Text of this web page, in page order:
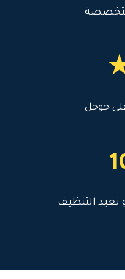
على جوجل
نعيد التنظيف